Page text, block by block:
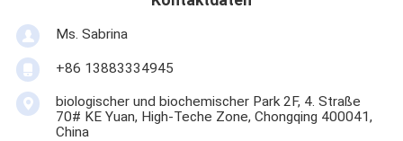
Ms. Sabrina
+86 13883334945
biologischer und biochemischer Park 2F, 4. Straße
70# KE Yuan, High-Teche Zone, Chongqing 400041,
China